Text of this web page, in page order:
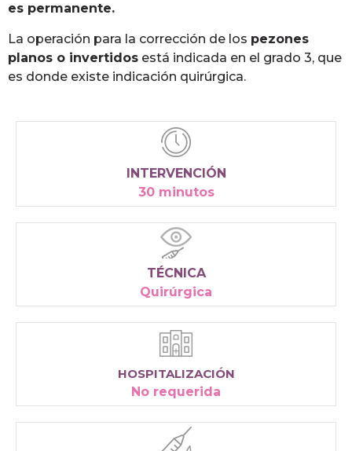
es permanente.
La operación para la corrección de los pezones
planos o invertidos está indicada en el grado 3, que
es donde existe indicación quirúrgica.
INTERVENCIÓN
30 minutos
TÉCNICA
Quirúrgica
HOSPITALIZACIÓN
No requerida